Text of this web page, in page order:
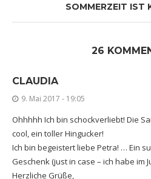
SOMMERZEIT IST
26
CLAUDIA
9. Mai 2017 - 19:05
Ohhhhh Ich bin schockverliebt! Die
cool, ein toller Hingucker!
Ich bin begeistert liebe Petra! … Ein
Geschenk (just in case – ich habe im
Herzliche Grüße,